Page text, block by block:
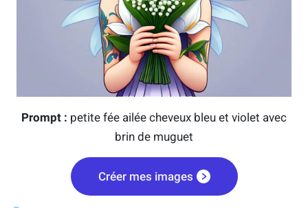
Prompt : petite fée ailée cheveux bleu et violet avec
brin de muguet
Créer mes images